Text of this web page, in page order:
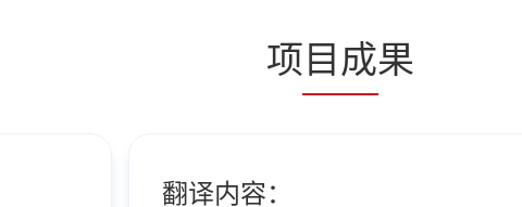
项目成果
翻译内容：